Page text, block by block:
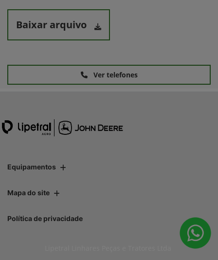
Baixar arquivo
Ver telefones
Equipamentos
Mapa do site
Política de privacidade